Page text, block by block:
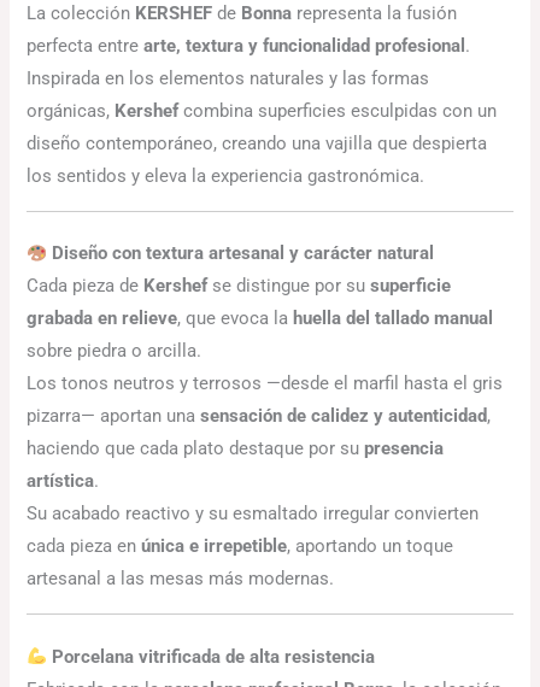
La colección KERSHEF de Bonna representa la fusión
perfecta entrearte, textura y funcionalidad profesional .
Inspirada en los elementos naturales y las formas
orgánicas, Kershefcombina superficies esculpidas con un
diseño contemporáneo, creando una vajilla que despierta
los sentidos y eleva la experiencia gastronómica.
Diseño con textura artesanal y carácter natural
Cada pieza de Kershefse distingue por susuperficie
grabada en relieve, que evoca la huella del tallado manual
sobre piedra o arcilla.
Los tonos neutros y terrosos —desde el marfil hasta el gris
pizarra— aportan unasensación de calidez y autenticidad,
haciendo que cada plato destaque por supresencia
artística.
Su acabado reactivo y su esmaltado irregular convierten
cada pieza enúnica e irrepetible, aportando un toque
artesanal a las mesas más modernas.
Porcelana vitrificada de alta resistencia